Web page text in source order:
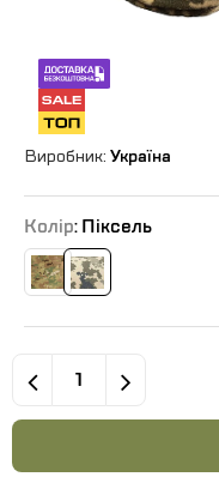
Виробник: Україна
Колір: Піксель